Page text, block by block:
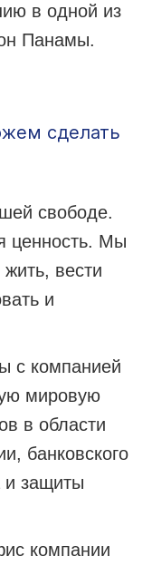
в одной из
Панамы.
сделать
свободе.
ценность. Мы
вести
и
с компанией
мировую
в области
банковского
и защиты
компании